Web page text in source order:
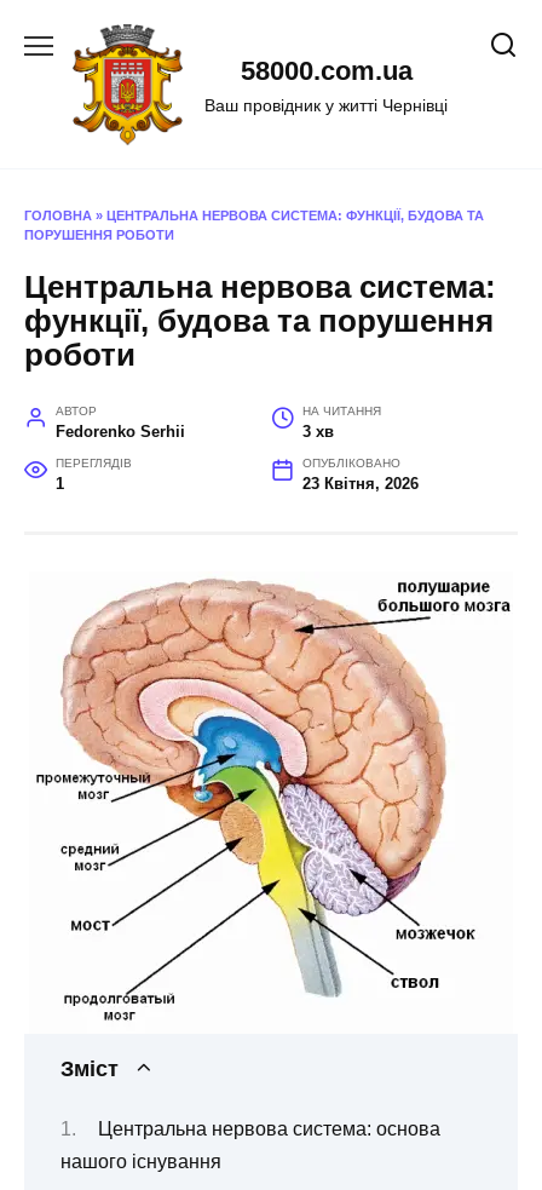
58000.com.ua
Ваш провідник у житті Чернівці
ГОЛОВНА » ЦЕНТРАЛЬНА НЕРВОВА СИСТЕМА: ФУНКЦІЇ, БУДОВА ТА
ПОРУШЕННЯ РОБОТИ
Центральна нервова система:
функції, будова та порушення
роботи
АВТОР
Fedorenko Serhii
НА ЧИТАННЯ
3 хв
ПЕРЕГЛЯДІВ
1
ОПУБЛІКОВАНО
23 Квітня, 2026
Зміст
Центральна нервова система: основа
нашого існування